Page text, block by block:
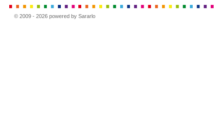
© 2009 - 2026 powered by Sararlo